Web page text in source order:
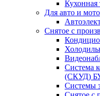
Кухонная
Для авто и мото
Снятое с
Система
(СКУД)
Системы